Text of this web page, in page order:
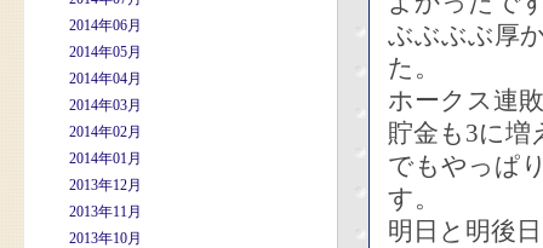
2014年06月
2014年05月
2014年04月
2014年03月
2014年02月
2014年01月
2013年12月
2013年11月
2013年10月
ぶぶぶぶ厚
た。
ホークス連
貯金も3に増
でもやっぱ
す。
明日と明後